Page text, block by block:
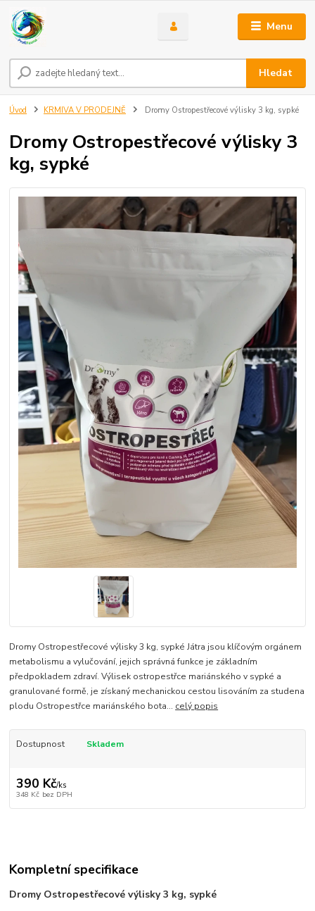
Menu
Hledat
Úvod KRMIVA V PRODEJNĚ Dromy Ostropestřecové výlisky 3 kg, sypké
Dromy Ostropestřecové výlisky 3
kg, sypké
Dromy Ostropestřecové výlisky 3 kg, sypké Játra jsou klíčovým orgánem
metabolismu a vylučování, jejich správná funkce je základním
předpokladem zdraví. Výlisek ostropestřce mariánského v sypké a
granulované formě, je získaný mechanickou cestou lisováním za studena
plodu Ostropestřce mariánského bota... celý popis
Dostupnost Skladem
390 Kč/ks
348 Kč bez DPH
Kompletní specifikace
Dromy Ostropestřecové výlisky 3 kg, sypké